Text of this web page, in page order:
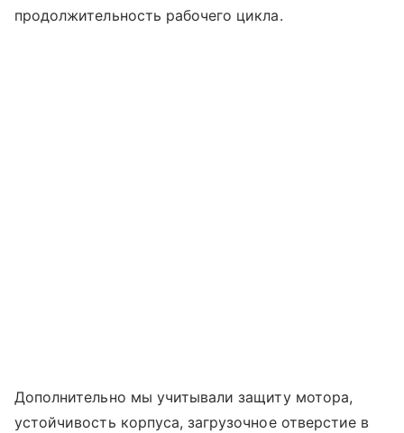
продолжительность рабочего цикла.
Дополнительно мы учитывали защиту мотора,
устойчивость корпуса, загрузочное отверстие в